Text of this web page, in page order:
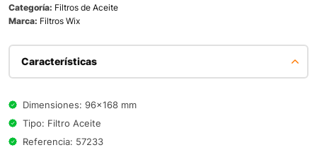
Categoría: Filtros de Aceite
Marca: Filtros Wix
Características
Dimensiones: 96x168 mm
Tipo: Filtro Aceite
Referencia: 57233